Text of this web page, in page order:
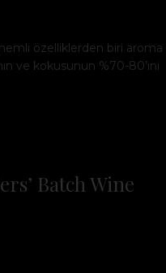
özelliklerden biri aroma
ve kokusunun %70-80’ini
Batch Wine